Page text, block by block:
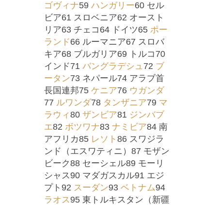
ゴヴィナ59ハンガリー60 セル
ビア61 スロベニア62 オースト
リア63 チェコ64 ドイツ65 ポー
ランド66 ルーマニア67 スロバ
キア68 ブルガリア69 トルコ70
インド71バングラデシュ 72 ブ
ータン73 ネパール74 アラブ首
長国連邦75ケニア76 ウガンダ
77 ルワンダ78 タンザニア79 マ
ラウィ80ザンビア81 ジンバブ
エ82 ボツワナ83ナミビア84 南
アフリカ85 レソト86 スワジラ
ンド（エスワティニ）87 モザン
ビーク88 セーシェル89 モーリ
シャス90 マダガスカル91 エジ
プト92 スーダン93ベトナム94
ラオス 95 東トルキスタン（新疆